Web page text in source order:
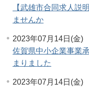
【武雄市合同求人説
ませんか
2023年07月14日(金)
佐賀県中小企業事業
まりました
2023年07月14日(金)